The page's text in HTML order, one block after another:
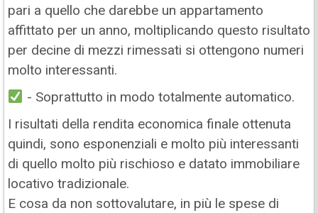
pari a quello che darebbe un appartamento
affittato per un anno, moltiplicando questo risultato
per decine di mezzi rimessati si ottengono numeri
molto interessanti.
- Soprattutto in modo totalmente automatico.
I risultati della rendita economica finale ottenuta
quindi, sono esponenziali e molto più interessanti
di quello molto più rischioso e datato immobiliare
locativo tradizionale.
E cosa da non sottovalutare, in più le spese di